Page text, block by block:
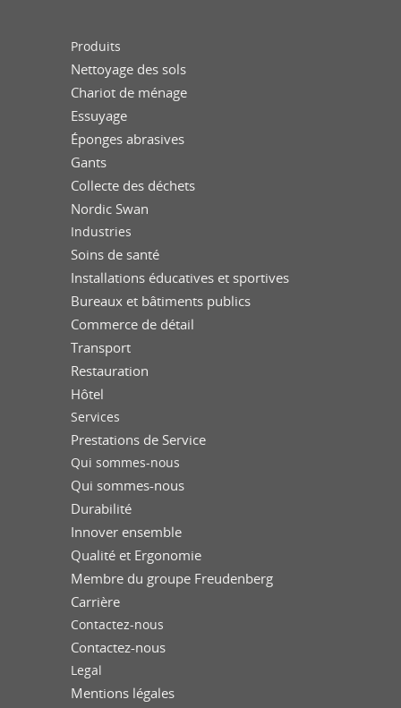
Produits
Nettoyage des sols
Chariot de ménage
Essuyage
Éponges abrasives
Gants
Collecte des déchets
Nordic Swan
Industries
Soins de santé
Installations éducatives et sportives
Bureaux et bâtiments publics
Commerce de détail
Transport
Restauration
Hôtel
Services
Prestations de Service
Qui sommes-nous
Qui sommes-nous
Durabilité
Innover ensemble
Qualité et Ergonomie
Membre du groupe Freudenberg
Carrière
Contactez-nous
Contactez-nous
Legal
Mentions légales